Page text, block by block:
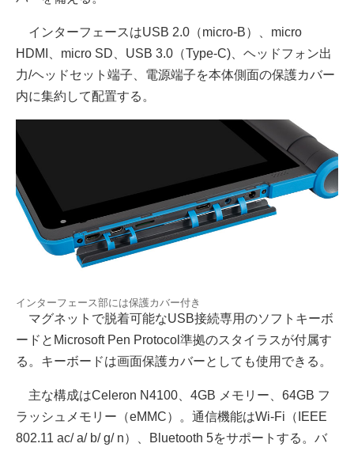
インターフェースはUSB 2.0（micro-B）、micro
HDMI、micro SD、USB 3.0（Type-C)、ヘッドフォン出
力/ヘッドセット端子、電源端子を本体側面の保護カバー
内に集約して配置する。
インターフェース部には保護カバー付き
マグネットで脱着可能なUSB接続専用のソフトキーボ
ードとMicrosoft Pen Protocol準拠のスタイラスが付属す
る。キーボードは画面保護カバーとしても使用できる。
主な構成はCeleron N4100、4GB メモリー、64GB フ
ラッシュメモリー（eMMC）。通信機能はWi-Fi（IEEE
802.11 ac/ a/ b/ g/ n）、Bluetooth 5をサポートする。バ